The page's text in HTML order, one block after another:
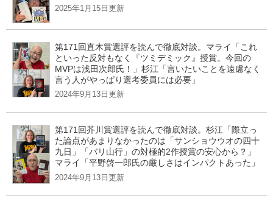
2025年1月15日更新
第171回直木賞選評を読んで徹底対談。マライ「これ
といった反対もなく『ツミデミック』授賞。今回の
MVPは浅田次郎氏！」杉江「言いたいことを遠慮なく
言う人がやっぱり選考委員には必要」
2024年9月13日更新
第171回芥川賞選評を読んで徹底対談。杉江「際立っ
た論点があまりなかったのは「サンショウウオの四十
九日」「バリ山行」の対極的2作授賞の安心から？」
マライ「平野啓一郎氏の厳しさはインパクトあった」
2024年9月13日更新